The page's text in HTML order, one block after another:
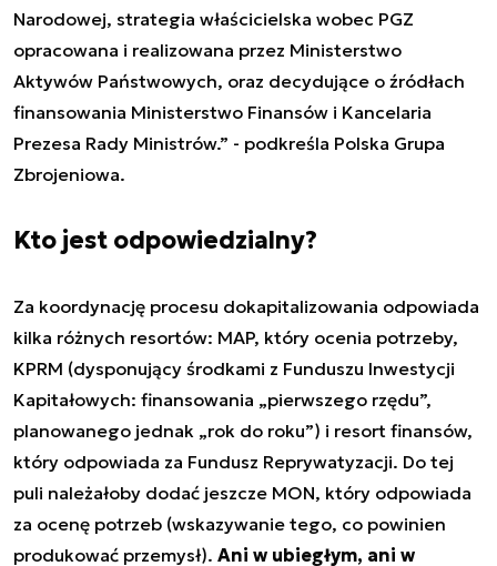
Narodowej, strategia właścicielska wobec PGZ
opracowana i realizowana przez Ministerstwo
Aktywów Państwowych, oraz decydujące o źródłach
finansowania Ministerstwo Finansów i Kancelaria
Prezesa Rady Ministrów.” - podkreśla Polska Grupa
Zbrojeniowa.
Kto jest odpowiedzialny?
Za koordynację procesu dokapitalizowania odpowiada
kilka różnych resortów: MAP, który ocenia potrzeby,
KPRM (dysponujący środkami z Funduszu Inwestycji
Kapitałowych: finansowania „pierwszego rzędu”,
planowanego jednak „rok do roku”) i resort finansów,
który odpowiada za Fundusz Reprywatyzacji. Do tej
puli należałoby dodać jeszcze MON, który odpowiada
za ocenę potrzeb (wskazywanie tego, co powinien
produkować przemysł). Ani w ubiegłym, ani w